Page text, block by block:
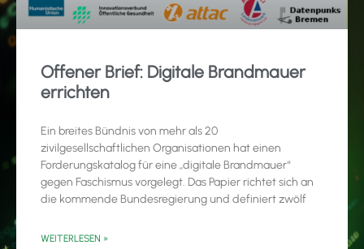
Offener Brief: Digitale Brandmauer
errichten
Ein breites Bündnis von mehr als 20
zivilgesellschaftlichen Organisationen hat einen
Forderungskatalog für eine „digitale Brandmauer“
gegen Faschismus vorgelegt. Das Papier richtet sich an
die kommende Bundesregierung und definiert zwölf
WEITERLESEN »